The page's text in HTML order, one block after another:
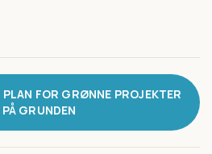
FOR GRØNNE PROJEKTER
PÅ GRUNDEN